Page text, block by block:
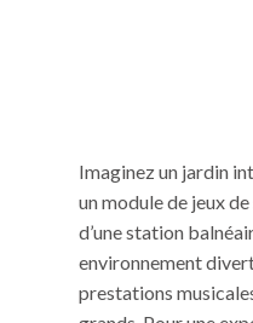
Imaginez un jardin
un module de jeux
d’une station
environnement
prestations